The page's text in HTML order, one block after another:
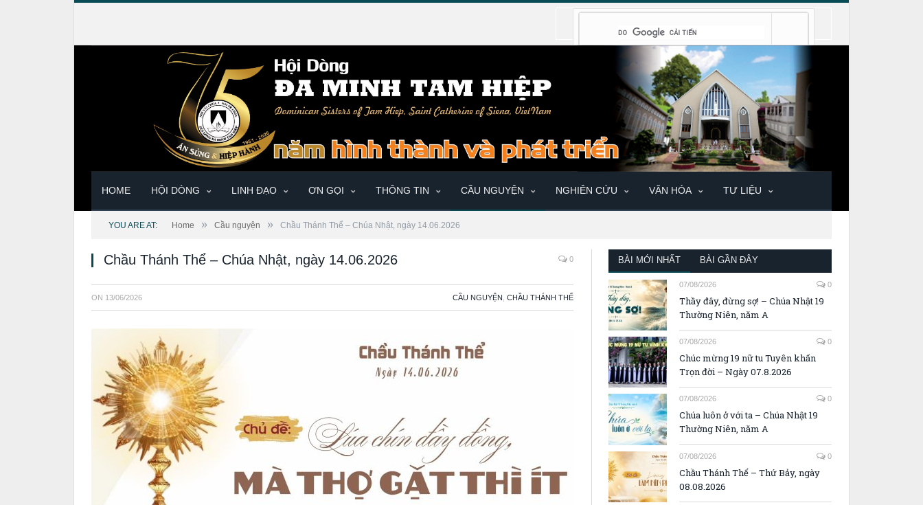
HOME HỘI DÒNG LINH ĐẠO ƠN GỌI THÔNG TIN CẦU NGUYỆN NGHIÊN CỨU VĂN HÓA TƯ LIỆU
YOU ARE AT: Home » Cầu nguyện » Chầu Thánh Thể – Chúa Nhật, ngày 14.06.2026
Chầu Thánh Thể – Chúa Nhật, ngày 14.06.2026 0
ON 13/06/2026 CẦU NGUYỆN CHẦU THÁNH THỂ
BÀI MỚI NHẤT BÀI GẦN ĐÂY
07/08/2026 0
Thầy đây, đừng sợ! – Chúa Nhật 19
Thường Niên, năm A
07/08/2026 0
Chúc mừng 19 nữ tu Tuyên khấn
Trọn đời – Ngày 07.8.2026
07/08/2026 0
Chúa luôn ở với ta – Chúa Nhật 19
Thường Niên, năm A
07/08/2026 0
Chầu Thánh Thể – Thứ Bảy, ngày
08.08.2026